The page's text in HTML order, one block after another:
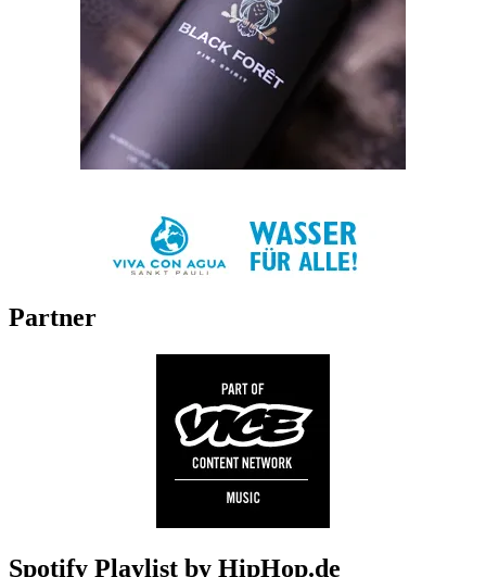
Partner
Spotify Playlist by HipHop.de